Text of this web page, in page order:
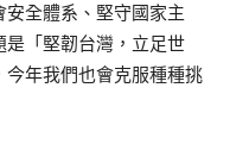
全體系、堅守國家主
「堅韌台灣，立足世
年我們也會克服種種挑